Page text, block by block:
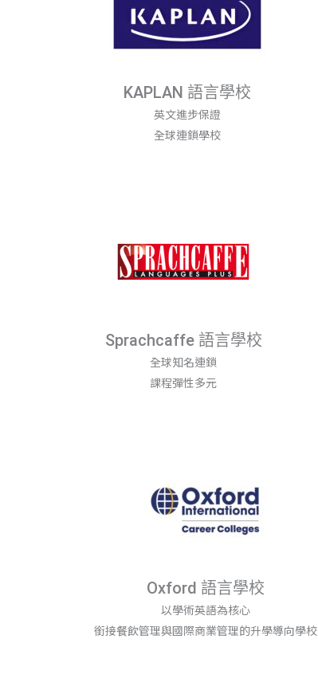
KAPLAN 語言學校
英文進步保證
全球連鎖學校
Sprachcaffe 語言學校
全球知名連鎖
課程彈性多元
Oxford 語言學校
以學術英語為核心
銜接餐飲管理與國際商業管理的升學導向學校